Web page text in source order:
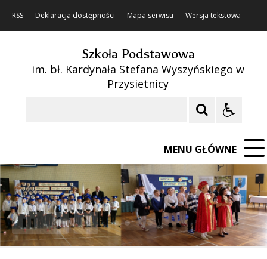
RSS Deklaracja dostępności Mapa serwisu Wersja tekstowa
Szkoła Podstawowa
im. bł. Kardynała Stefana Wyszyńskiego w
Przysietnicy
MENU GŁÓWNE
Poprzedni Element
Następny Element
❚❚